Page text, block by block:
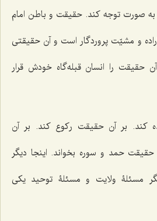
صورت توجه کند. حقیقت و باطن امام
و مشیّت پروردگار است و آن حقیقتی
حقیقت را انسان قبله‌گاه خودش قرار
کند. بر آن حقیقت رکوع کند. بر آن
حمد و سوره بخواند. اینجا دیگر
مسئلۀ ولایت و مسئلۀ توحید یکی